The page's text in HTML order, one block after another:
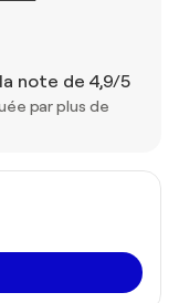
note de 4,9/5
par plus de